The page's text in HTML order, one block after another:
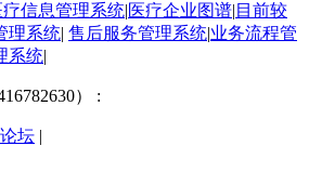
疗信息管理系统|医疗企业图谱| ​目前较
理系统| 售后服务管理系统|业务流程管
系统|
） :
坛 |